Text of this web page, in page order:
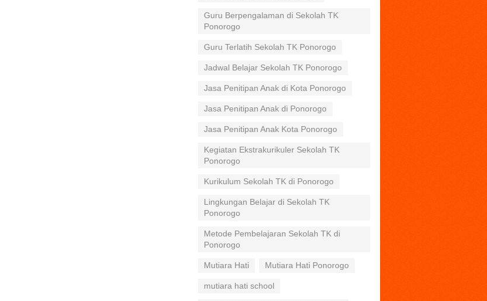
Guru Berpengalaman di Sekolah TK
Ponorogo
Guru Terlatih Sekolah TK Ponorogo
Jadwal Belajar Sekolah TK Ponorogo
Jasa Penitipan Anak di Kota Ponorogo
Jasa Penitipan Anak di Ponorogo
Jasa Penitipan Anak Kota Ponorogo
Kegiatan Ekstrakurikuler Sekolah TK
Ponorogo
Kurikulum Sekolah TK di Ponorogo
Lingkungan Belajar di Sekolah TK
Ponorogo
Metode Pembelajaran Sekolah TK di
Ponorogo
Mutiara Hati Mutiara Hati Ponorogo
mutiara hati school